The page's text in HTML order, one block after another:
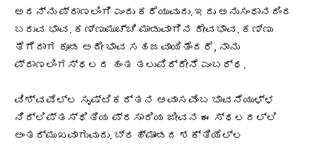
ಅದನ್ನು ಪ್ರಾಣಲಿಂಗಿ ಎಂದು ಕರೆಯುವುದು. ಇದು ಅನುಸಂಧಾನದಿಂದ
ಬರುವ ಭಾವ. ಕಣ್ಣುಮುಚ್ಚಿ ಮಾಡುವಾಗಿನ ದೇವಭಾವ. ಕಣ್ಣು
ತೆಗೆದಾಗ ಕೂಡ ಅದೇ ಭಾವ ಸಹಜವಾಯಿತೆಂದರೆ, ನಾನು
ಪ್ರಾಣಲಿಂಗಸ್ಥಲದ ಹಂತ ತಲುಪಿದ್ದೇನೆ ಎಂಬರ್ಥ.
ವಿಶ್ವವೆಲ್ಲ ಸೃಷ್ಟಿಕರ್ತನ ಆವಾಸವೆಂಬ ಭಾವನೆಯುಳ್ಳ
ನಿರ್ಲಿಪ್ತಸ್ಥಿತಿಯ ಪ್ರಸಾದಿಯ ಜೀವನ ಈ ಸ್ಥಲದಲ್ಲಿ
ಅಂತರ್ಮುಖವಾಗುವುದು. ಬ್ರಹ್ಮಾಂಡದ ಶಕ್ತಿಯೆಲ್ಲ